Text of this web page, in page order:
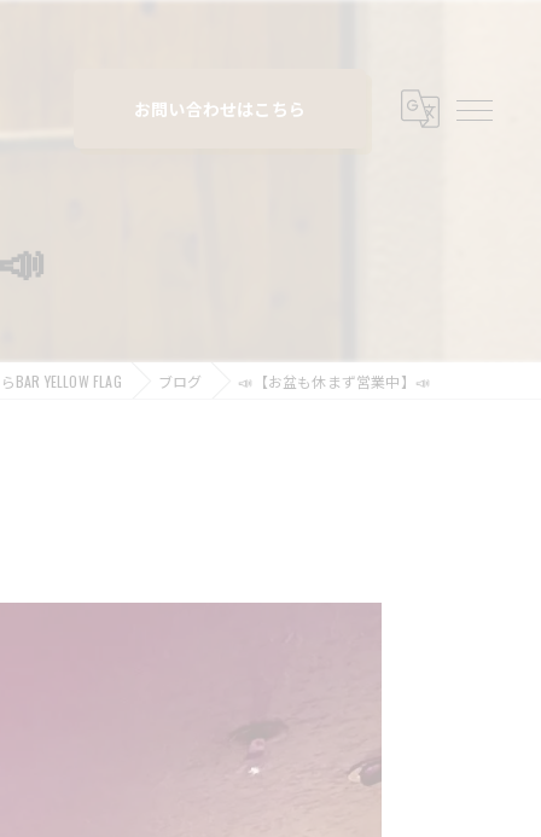
お問い合わせはこちら
YELLOW FLAG ブログ 📣【お盆も休まず営業中】📣